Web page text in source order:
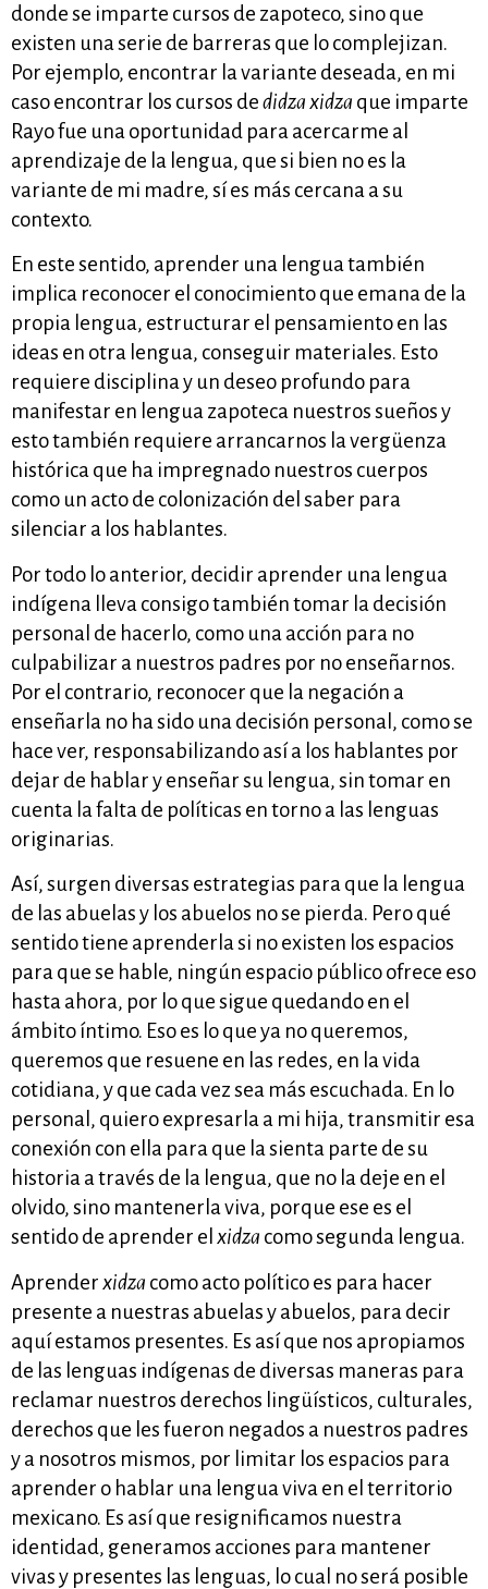
donde se imparte cursos de zapoteco, sino que
existen una serie de barreras que lo complejizan.
Por ejemplo, encontrar la variante deseada, en mi
caso encontrar los cursos dedidza xidza que imparte
Rayo fue una oportunidad para acercarme al
aprendizaje de la lengua, que si bien no es la
variante de mi madre, sí es más cercana a su
contexto.
En este sentido, aprender una lengua también
implica reconocer el conocimiento que emana de la
propia lengua, estructurar el pensamiento en las
ideas en otra lengua, conseguir materiales. Esto
requiere disciplina y un deseo profundo para
manifestar en lengua zapoteca nuestros sueños y
esto también requiere arrancarnos la vergüenza
histórica que ha impregnado nuestros cuerpos
como un acto de colonización del saber para
silenciar a los hablantes.
Por todo lo anterior, decidir aprender una lengua
indígena lleva consigo también tomar la decisión
personal de hacerlo, como una acción para no
culpabilizar a nuestros padres por no enseñarnos.
Por el contrario, reconocer que la negación a
enseñarla no ha sido una decisión personal, como se
hace ver, responsabilizando así a los hablantes por
dejar de hablar y enseñar su lengua, sin tomar en
cuenta la falta de políticas en torno a las lenguas
originarias.
Así, surgen diversas estrategias para que la lengua
de las abuelas y los abuelos no se pierda. Pero qué
sentido tiene aprenderla si no existen los espacios
para que se hable, ningún espacio público ofrece eso
hasta ahora, por lo que sigue quedando en el
ámbito íntimo. Eso es lo que ya no queremos,
queremos que resuene en las redes, en la vida
cotidiana, y que cada vez sea más escuchada. En lo
personal, quiero expresarla a mi hija, transmitir esa
conexión con ella para que la sienta parte de su
historia a través de la lengua, que no la deje en el
olvido, sino mantenerla viva, porque ese es el
sentido de aprender el xidza como segunda lengua.
Aprender xidza como acto político es para hacer
presente a nuestras abuelas y abuelos, para decir
aquí estamos presentes. Es así que nos apropiamos
de las lenguas indígenas de diversas maneras para
reclamar nuestros derechos lingüísticos, culturales,
derechos que les fueron negados a nuestros padres
y a nosotros mismos, por limitar los espacios para
aprender o hablar una lengua viva en el territorio
mexicano. Es así que resignificamos nuestra
identidad, generamos acciones para mantener
vivas y presentes las lenguas, lo cual no será posible